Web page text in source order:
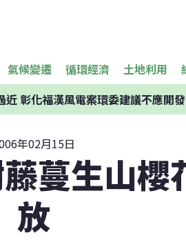
氣候變遷 循環經濟 土地利用
近 彰化福漢風電案環委建議不應開發
年02月15日
蔓生山櫻
放